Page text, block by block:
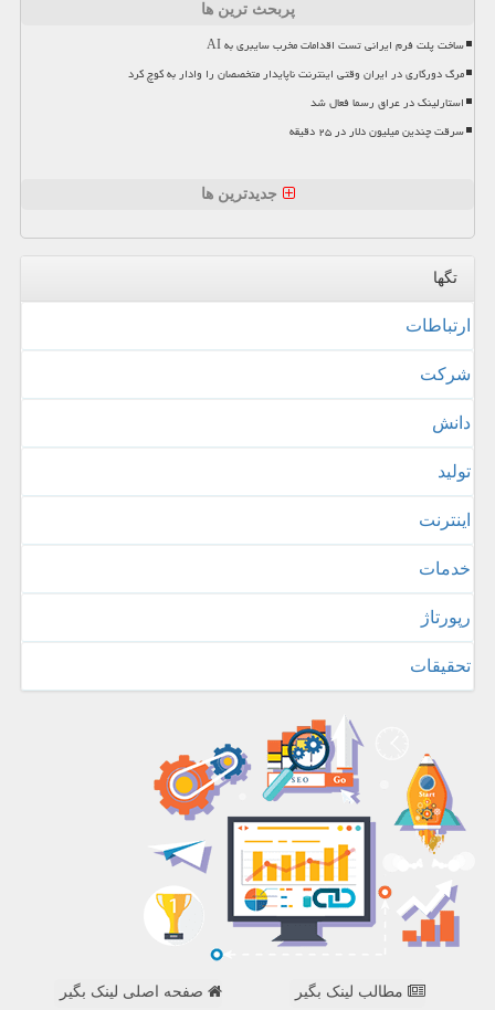
پربحث ترین ها
ساخت پلت فرم ایرانی تست اقدامات مخرب سایبری به AI
مرگ دورکاری در ایران وقتی اینترنت ناپایدار متخصصان را وادار به کوچ کرد
استارلینک در عراق رسما فعال شد
سرقت چندین میلیون دلار در ۲۵ دقیقه
جدیدترین ها
تگها
ارتباطات
شركت
دانش
تولید
اینترنت
خدمات
رپورتاژ
تحقیقات
مطالب لینک بگیر صفحه اصلی لینک بگیر